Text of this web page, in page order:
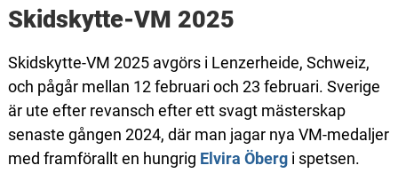
Skidskytte-VM 2025
Skidskytte-VM 2025 avgörs i Lenzerheide, Schweiz,
och pågår mellan 12 februari och 23 februari. Sverige
är ute efter revansch efter ett svagt mästerskap
senaste gången 2024, där man jagar nya VM-medaljer
med framförallt en hungrig Elvira Öbergi spetsen.